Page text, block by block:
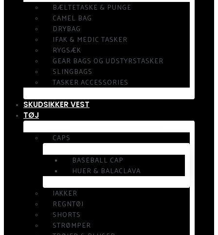
BÆLTETASKE & PUNGE
CAMEL BAG
DRYBAG
IFAK & MEDIC TASKER
RYGSÆK
GEAR BAGS OG UDSTYRSTASKER
SLINGBAGS
TASKER ACCESSORIES
SKUDSIKKER VEST
TØJ
CAPS
BASEBALL CAP
HUER & BALACLAVA
JAKKER
REGNTØJ
SHORTS
STRØMPER